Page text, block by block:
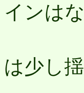
インは
は少し